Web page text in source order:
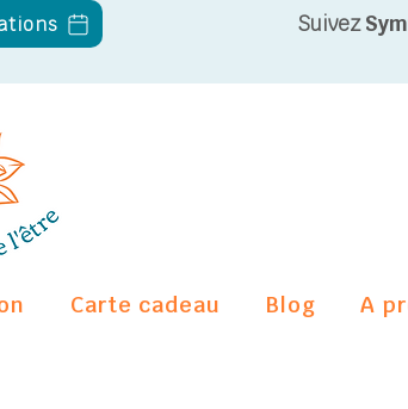
Suivez
Carte cadeau Blog A